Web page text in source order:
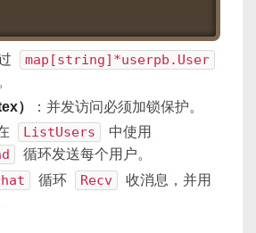
map[string]*userpb.User
）
：并发访问必须加锁保护。
ListUsers 中使用
循环发送每个用户。
循环 Recv 收消息，并用